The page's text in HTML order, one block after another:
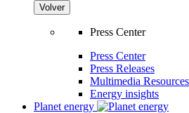
Volver
Press Center
Press Center
Press Releases
Multimedia Resources
Energy insights
Planet energy